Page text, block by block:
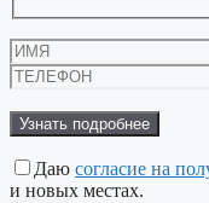
Даю согласие на
и новых местах.